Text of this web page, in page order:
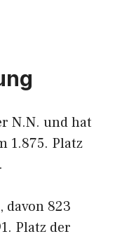
N.N. und hat
1.875. Platz
davon 823
Platz der